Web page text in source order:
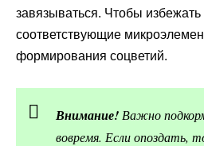
завязываться. Чтобы избежать
соответствующие
формирования соцветий.
Внимание! Важно
вовремя. Если опоздать,